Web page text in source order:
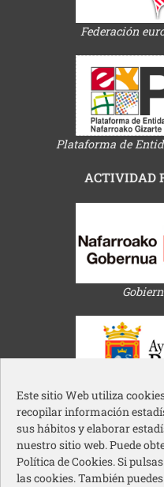
Este sitio Web utiliza
recopilar información
sus hábitos y elaborar
nuestro sitio web. Puede
Política de Cookies. Si
las cookies. También
Federación
Plataforma de
ACTIVIDAD